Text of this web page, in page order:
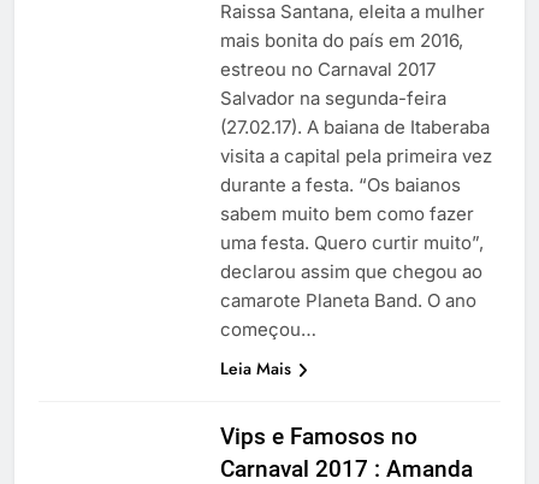
Raissa Santana, eleita a mulher
mais bonita do país em 2016,
estreou no Carnaval 2017
Salvador na segunda-feira
(27.02.17). A baiana de Itaberaba
visita a capital pela primeira vez
durante a festa. “Os baianos
sabem muito bem como fazer
uma festa. Quero curtir muito”,
declarou assim que chegou ao
camarote Planeta Band. O ano
começou…
Leia Mais
Vips e Famosos no
Carnaval 2017 : Amanda